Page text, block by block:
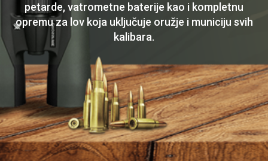
petarde, vatrometne baterije kao i kompletnu
opremu za lov koja uključuje oružje i municiju svih
kalibara.